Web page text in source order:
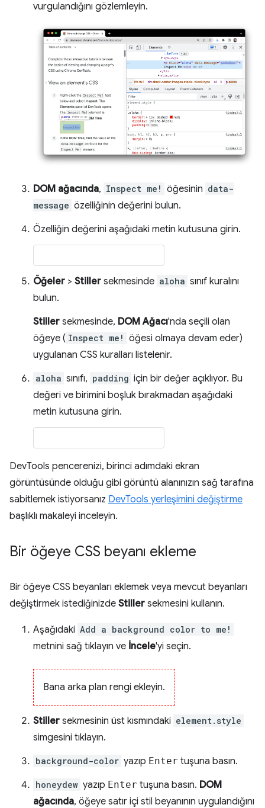
vurgulandığını gözlemleyin.
DOM ağacında, Inspect me! öğesinin data-
message özelliğinin değerini bulun.
Özelliğin değerini aşağıdaki metin kutusuna girin.
Öğeler > Stiller sekmesinde aloha sınıf kuralını
bulun.
Stiller sekmesinde, DOM Ağacı'nda seçili olan
öğeye ( Inspect me! öğesi olmaya devam eder)
uygulanan CSS kuralları listelenir.
aloha sınıfı, padding için bir değer açıklıyor. Bu
değeri ve birimini boşluk bırakmadan aşağıdaki
metin kutusuna girin.
DevTools pencerenizi, birinci adımdaki ekran
görüntüsünde olduğu gibi görüntü alanınızın sağ tarafına
sabitlemek istiyorsanız DevTools yerleşimini değiştirme
başlıklı makaleyi inceleyin.
Bir öğeye CSS beyanı ekleme
Bir öğeye CSS beyanları eklemek veya mevcut beyanları
değiştirmek istediğinizde Stiller sekmesini kullanın.
Aşağıdaki Add a background color to me!
metnini sağ tıklayın ve İncele'yi seçin.
Bana arka plan rengi ekleyin.
Stiller sekmesinin üst kısmındaki element.style
simgesini tıklayın.
background-color yazıp Enter tuşuna basın.
honeydew yazıp Enter tuşuna basın. DOM
ağacında, öğeye satır içi stil beyanının uygulandığını